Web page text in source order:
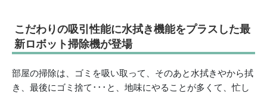
こだわりの吸引性能に水拭き機能をプラスした最
新ロボット掃除機が登場
部屋の掃除は、ゴミを吸い取って、そのあと水拭きやから拭
き、最後にゴミ捨て･･･と、地味にやることが多くて、忙し